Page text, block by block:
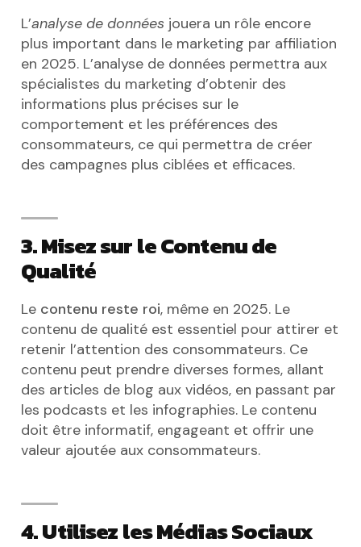
L’analyse de données jouera un rôle encore
plus important dans le marketing par affiliation
en 2025. L’analyse de données permettra aux
spécialistes du marketing d’obtenir des
informations plus précises sur le
comportement et les préférences des
consommateurs, ce qui permettra de créer
des campagnes plus ciblées et efficaces.
3. Misez sur le Contenu de
Qualité
Le contenu reste roi, même en 2025. Le
contenu de qualité est essentiel pour attirer et
retenir l’attention des consommateurs. Ce
contenu peut prendre diverses formes, allant
des articles de blog aux vidéos, en passant par
les podcasts et les infographies. Le contenu
doit être informatif, engageant et offrir une
valeur ajoutée aux consommateurs.
4. Utilisez les Médias Sociaux